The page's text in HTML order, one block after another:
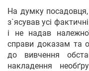
На думку посадовця,
з`ясував усі
і не надав
справи доказам та
до вивчення
накладення